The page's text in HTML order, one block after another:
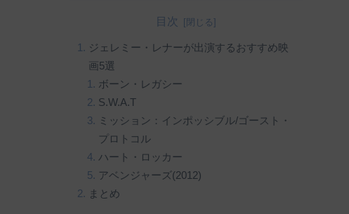
目次
ジェレミー・レナーが出演するおすすめ映
画5選
ボーン・レガシー
S.W.A.T
ミッション：インポッシブル/ゴースト・
プロトコル
ハート・ロッカー
アベンジャーズ(2012)
まとめ